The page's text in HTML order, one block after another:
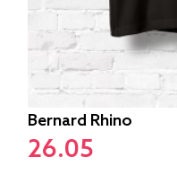
Bernard Rhino
26.05